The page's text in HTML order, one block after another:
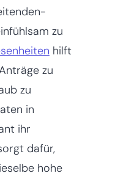
zu
hilft
zu
zu
in
ihr
dafür,
hohe